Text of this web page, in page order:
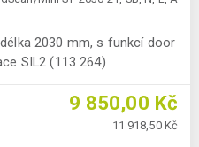
2030 mm, s funkcí door
SIL2 (113 264)
9 850,00 Kč
11 918,50 Kč